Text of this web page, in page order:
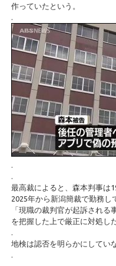
作っていたという。
.
.
.
最高裁によると、森本判事は
2025年から新潟簡裁で勤務し
「現職の裁判官が起訴され
を把握した上で厳正に対処し
.
地検は認否を明らかにしてい
.